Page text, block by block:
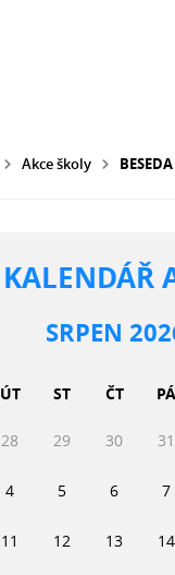
Akce školy
KALENDÁŘ
SRPEN
ÚT ST ČT PÁ
28 29 30 31
4 5 6 7
11 12 13 14